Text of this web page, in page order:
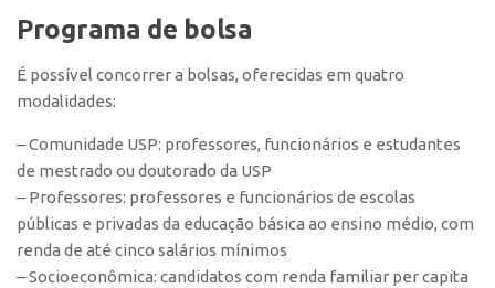
PRPI/USP
Comunicação
Agenda AUSPIN
Fala Inovação
Edição 2025
Programa de bolsa
É possível concorrer a bolsas, oferecidas em quatro
modalidades:
– Comunidade USP: professores, funcionários e estudantes
de mestrado ou doutorado da USP
– Professores: professores e funcionários de escolas
públicas e privadas da educação básica ao ensino médio, com
renda de até cinco salários mínimos
– Socioeconômica: candidatos com renda familiar per capita